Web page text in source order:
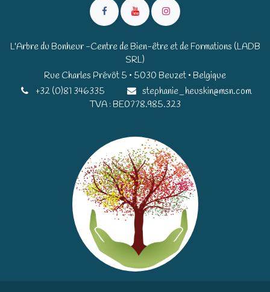
L'Arbre du Bonheur -Centre de Bien-être et de Formations (LADB
SRL)
Rue Charles Prévôt 5 • 5030 Beuzet • Belgique​​
+32 (0)81 346335
stephanie_heuskin@msn.com
TVA : BE0778.985.323